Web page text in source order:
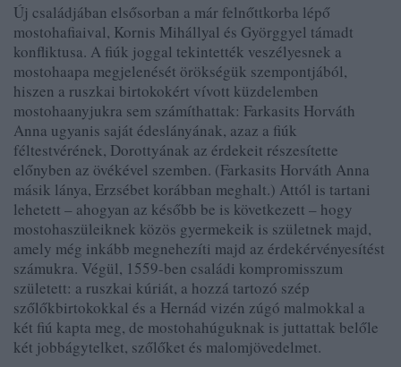
Új családjában elsősorban a már felnőttkorba lépő
mostohafiaival, Kornis Mihállyal és Györggyel támadt
konfliktusa. A fiúk joggal tekintették veszélyesnek a
mostohaapa megjelenését örökségük szempontjából,
hiszen a ruszkai birtokokért vívott küzdelemben
mostohaanyjukra sem számíthattak: Farkasits Horváth
Anna ugyanis saját édeslányának, azaz a fiúk
féltestvérének, Dorottyának az érdekeit részesítette
előnyben az övékével szemben. (Farkasits Horváth Anna
másik lánya, Erzsébet korábban meghalt.) Attól is tartani
lehetett – ahogyan az később be is következett – hogy
mostohaszüleiknek közös gyermekeik is születnek majd,
amely még inkább megnehezíti majd az érdekérvényesítést
számukra. Végül, 1559-ben családi kompromisszum
született: a ruszkai kúriát, a hozzá tartozó szép
szőlőkbirtokokkal és a Hernád vizén zúgó malmokkal a
két fiú kapta meg, de mostohahúguknak is juttattak belőle
két jobbágytelket, szőlőket és malomjövedelmet.